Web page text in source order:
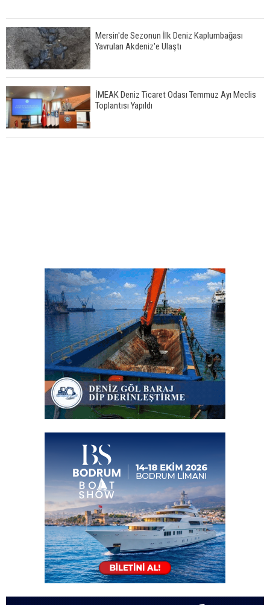
Mersin'de Sezonun İlk Deniz Kaplumbağası
Yavruları Akdeniz'e Ulaştı
İMEAK Deniz Ticaret Odası Temmuz Ayı Meclis
Toplantısı Yapıldı